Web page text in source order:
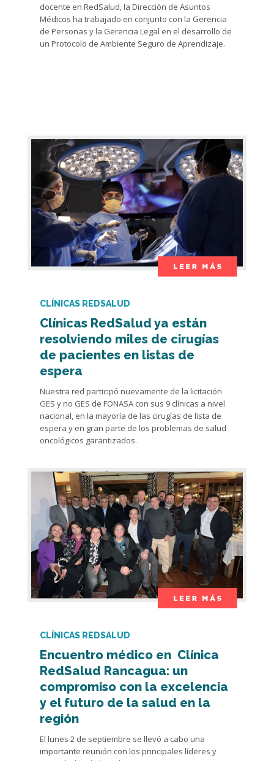
docente en RedSalud, la Dirección de Asuntos
Médicos ha trabajado en conjunto con la Gerencia
de Personas y la Gerencia Legal en el desarrollo de
un Protocolo de Ambiente Seguro de Aprendizaje.
CLÍNICAS REDSALUD
Clínicas RedSalud ya están
resolviendo miles de cirugías
de pacientes en listas de
espera
Nuestra red participó nuevamente de la licitación
GES y no GES de FONASA con sus 9 clínicas a nivel
nacional, en la mayoría de las cirugías de lista de
espera y en gran parte de los problemas de salud
oncológicos garantizados.
CLÍNICAS REDSALUD
Encuentro médico en Clínica
RedSalud Rancagua: un
compromiso con la excelencia
y el futuro de la salud en la
región
El lunes 2 de septiembre se llevó a cabo una
importante reunión con los principales líderes y